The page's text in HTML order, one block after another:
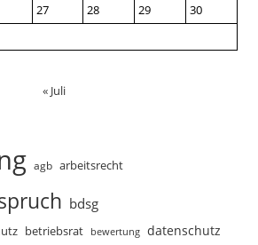
27 28 29
30
« Juli
agb arbeitsrecht
bdsg
betriebsrat bewertung datenschutz